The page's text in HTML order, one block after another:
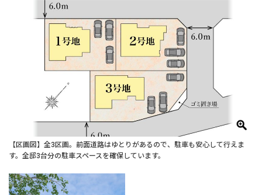
【区画図】全3区画。前面道路はゆとりがあるので、駐車も安心して行えま
す。全邸3台分の駐車スペースを確保しています。